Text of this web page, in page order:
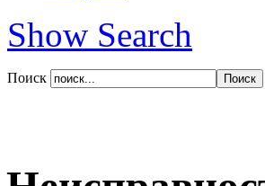
Show Search
Поиск